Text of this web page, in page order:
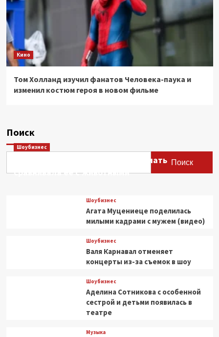
Кино
Том Холланд изучил фанатов Человека-паука и
изменил костюм героя в новом фильме
Поиск
Поиск
Шоубизнес
Этери Тутберидзе заявила, что мать
сравнивала ее с животными
Шоубизнес
Агата Муцениеце поделилась
милыми кадрами с мужем (видео)
Шоубизнес
Валя Карнавал отменяет
концерты из-за съемок в шоу
Шоубизнес
Аделина Сотникова с особенной
сестрой и детьми появилась в
театре
Музыка